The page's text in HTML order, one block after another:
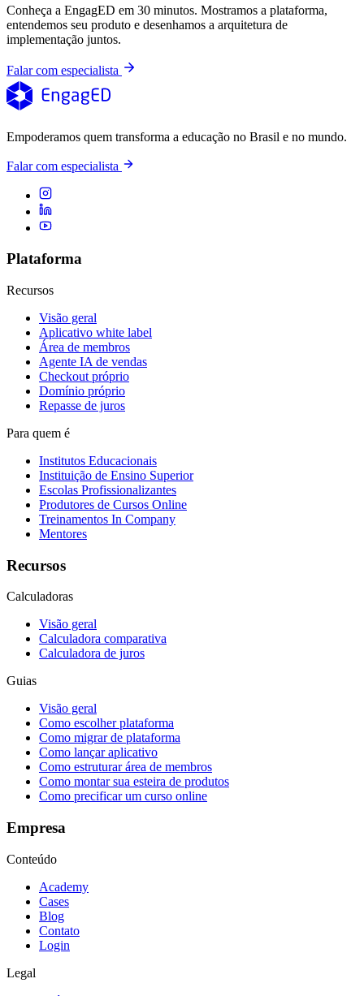
Conheça a EngagED em 30 minutos. Mostramos a plataforma,
entendemos seu produto e desenhamos a arquitetura de
implementação juntos.
Falar com especialista
Empoderamos quem transforma a educação no Brasil e no mundo.
Falar com especialista
Plataforma
Recursos
Visão geral
Aplicativo white label
Área de membros
Agente IA de vendas
Checkout próprio
Domínio próprio
Repasse de juros
Para quem é
Institutos Educacionais
Instituição de Ensino Superior
Escolas Profissionalizantes
Produtores de Cursos Online
Treinamentos In Company
Mentores
Recursos
Calculadoras
Visão geral
Calculadora comparativa
Calculadora de juros
Guias
Visão geral
Como escolher plataforma
Como migrar de plataforma
Como lançar aplicativo
Como estruturar área de membros
Como montar sua esteira de produtos
Como precificar um curso online
Empresa
Conteúdo
Academy
Cases
Blog
Contato
Login
Legal